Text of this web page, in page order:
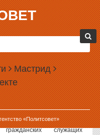
Мастрид
«Политсовет»
БУДУТ
И
новый порядок выплаты
служащим.
положения о порядке
служебной
гражданских служащих